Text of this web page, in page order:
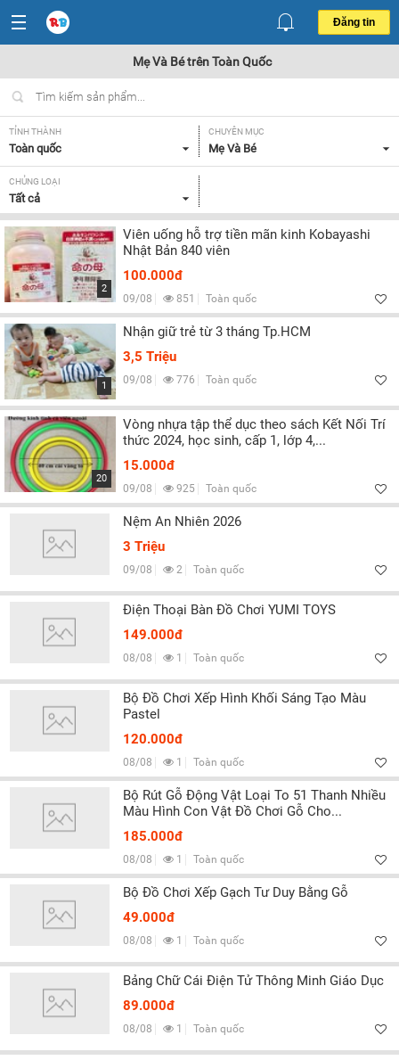
Đăng tin
Mẹ Và Bé trên Toàn Quốc
TỈNH THÀNH
Toàn quốc
CHUYÊN MỤC
Mẹ Và Bé
CHỦNG LOẠI
Tất cả
2
Viên uống hỗ trợ tiền mãn kinh Kobayashi
Nhật Bản 840 viên
100.000đ
09/08 851 Toàn quốc
1
Nhận giữ trẻ từ 3 tháng Tp.HCM
3,5 Triệu
09/08 776 Toàn quốc
20
Vòng nhựa tập thể dục theo sách Kết Nối Trí
thức 2024, học sinh, cấp 1, lớp 4,...
15.000đ
09/08 925 Toàn quốc
Nệm An Nhiên 2026
3 Triệu
09/08 2 Toàn quốc
Điện Thoại Bàn Đồ Chơi YUMI TOYS
149.000đ
08/08 1 Toàn quốc
Bộ Đồ Chơi Xếp Hình Khối Sáng Tạo Màu
Pastel
120.000đ
08/08 1 Toàn quốc
Bộ Rút Gỗ Động Vật Loại To 51 Thanh Nhiều
Màu Hình Con Vật Đồ Chơi Gỗ Cho...
185.000đ
08/08 1 Toàn quốc
Bộ Đồ Chơi Xếp Gạch Tư Duy Bằng Gỗ
49.000đ
08/08 1 Toàn quốc
Bảng Chữ Cái Điện Tử Thông Minh Giáo Dục
89.000đ
08/08 1 Toàn quốc